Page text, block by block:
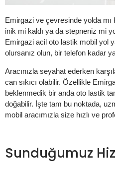
Emirgazi ve çevresinde yolda mı
inik mi kaldı ya da stepneniz mi
Emirgazi acil oto lastik mobil yol
olursanız olun, bir telefon kadar
Aracınızla seyahat ederken
can sıkıcı olabilir. Özellikle
beklenmedik bir anda oto lastik
doğabilir. İşte tam bu noktada,
mobil aracımızla size hızlı ve
Sunduğumuz